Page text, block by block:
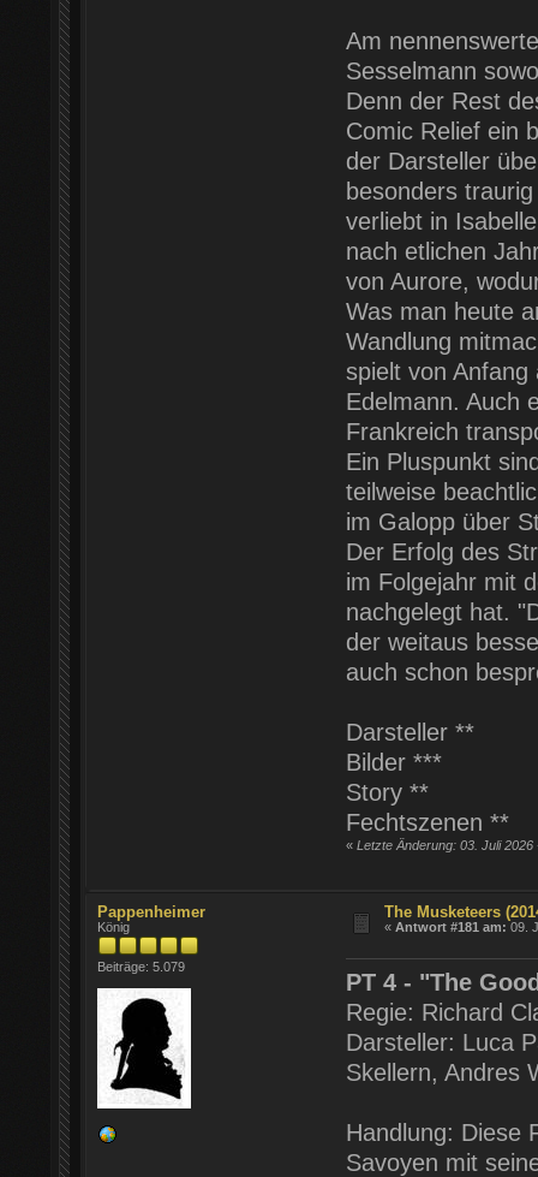
Am
Sesselmann
Denn der Rest
Comic Relief ein
der Darsteller
besonders
verliebt in
nach etlichen
von Aurore,
Was man heute
Wandlung
spielt von
Edelmann. Auch
Frankreich
Ein Pluspunkt
teilweise
im Galopp über
Der Erfolg des
im Folgejahr mit
nachgelegt hat.
der weitaus
auch schon
Darsteller **
Bilder ***
Story **
Fechtszenen **
« Letzte Änderung: 03. Juli
Pappenheimer
König
Beiträge: 5.079
The Musketeers
«Antwort #181 am: 09.
PT 4 - "The
Regie: Richard
Darsteller: Luca
Skellern, Andres
Handlung: Diese
Savoyen mit